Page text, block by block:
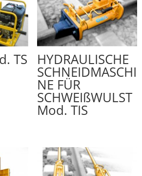
TS HYDRAULISCHE
SCHNEIDMASCHI
NE FÜR
SCHWEIßWULST
Mod. TIS